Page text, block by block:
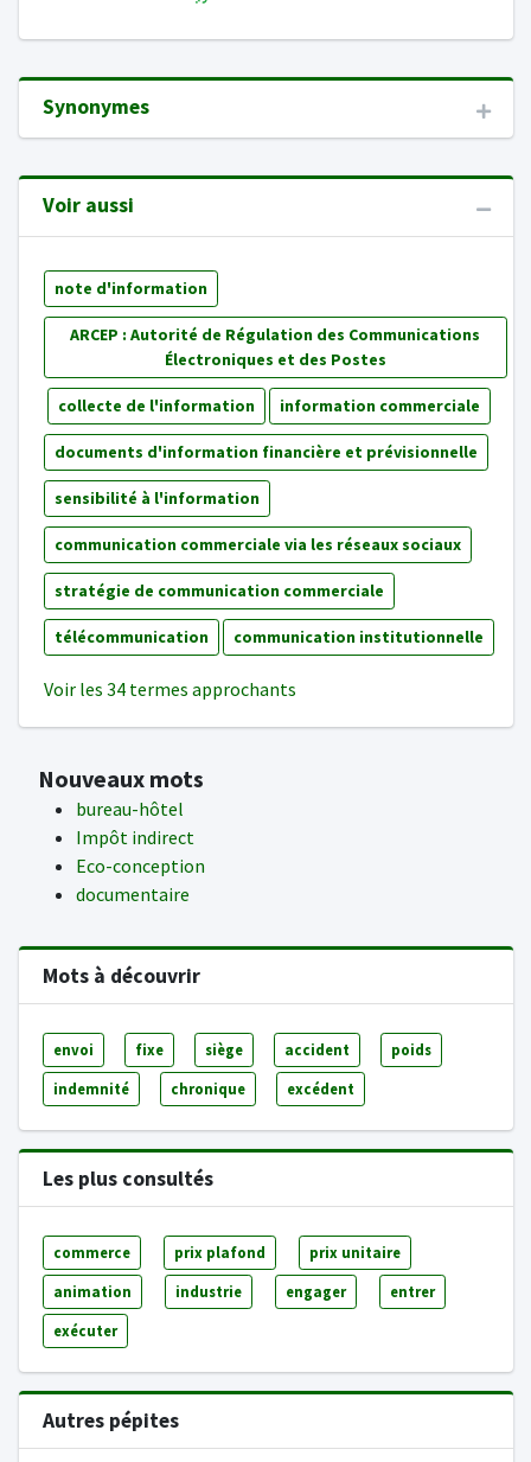
Synonymes
Voir aussi
note d'information
ARCEP : Autorité de Régulation des Communications
Électroniques et des Postes
collecte de l'information information commerciale
documents d'information financière et prévisionnelle
sensibilité à l'information
communication commerciale via les réseaux sociaux
stratégie de communication commerciale
télécommunication communication institutionnelle
Voir les 34 termes approchants
Nouveaux mots
bureau-hôtel
Impôt indirect
Eco-conception
documentaire
Mots à découvrir
envoi fixe siège accident poids
indemnité chronique excédent
Les plus consultés
commerce prix plafond prix unitaire
animation industrie engager entrer
exécuter
Autres pépites